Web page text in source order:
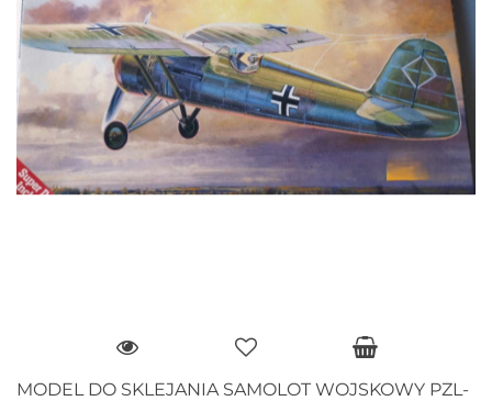
MODEL DO SKLEJANIA SAMOLOT WOJSKOWY PZL-